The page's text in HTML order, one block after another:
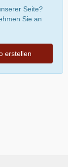
Seite?
Sie an
erstellen